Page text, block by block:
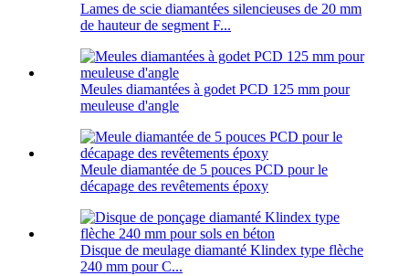
Lames de scie diamantées silencieuses de 20 mm
de hauteur de segment F...
Meules diamantées à godet PCD 125 mm pour
meuleuse d'angle
Meule diamantée de 5 pouces PCD pour le
décapage des revêtements époxy
Disque de meulage diamanté Klindex type flèche
240 mm pour C...